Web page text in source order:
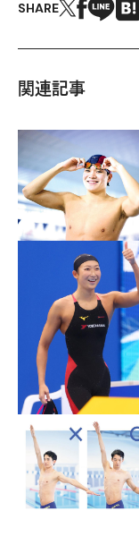
SHARE
関連記事